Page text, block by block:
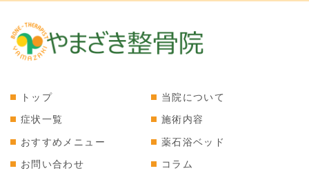
トップ 当院について
症状一覧 施術内容
おすすめメニュー 薬石浴ベッド
お問い合わせ コラム